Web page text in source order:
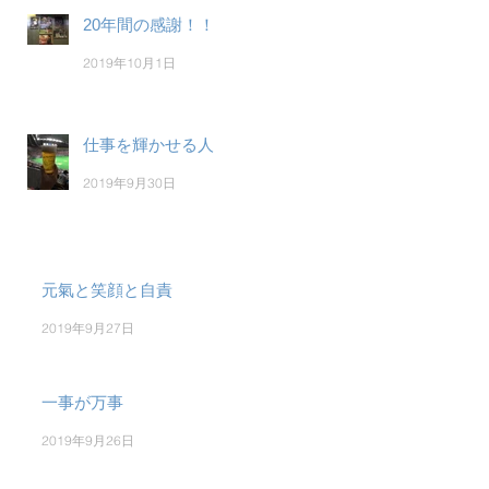
20年間の感謝！！
2019年10月1日
仕事を輝かせる人
2019年9月30日
元氣と笑顔と自責
2019年9月27日
一事が万事
2019年9月26日